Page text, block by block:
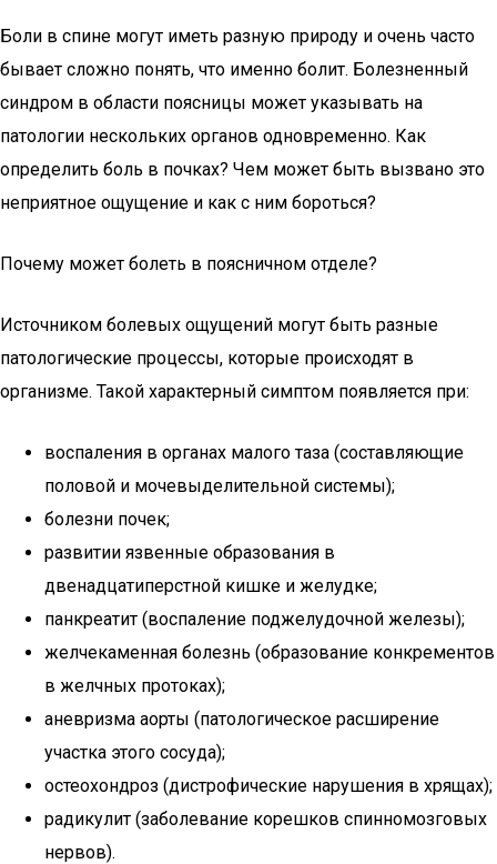
Боли в спине могут иметь разную природу и очень часто
бывает сложно понять, что именно болит. Болезненный
синдром в области поясницы может указывать на
патологии нескольких органов одновременно. Как
определить боль в почках? Чем может быть вызвано это
неприятное ощущение и как с ним бороться?
Почему может болеть в поясничном отделе?
Источником болевых ощущений могут быть разные
патологические процессы, которые происходят в
организме. Такой характерный симптом появляется при:
воспаления в органах малого таза (составляющие
половой и мочевыделительной системы);
болезни почек;
развитии язвенные образования в
двенадцатиперстной кишке и желудке;
панкреатит (воспаление поджелудочной железы);
желчекаменная болезнь (образование конкрементов
в желчных протоках);
аневризма аорты (патологическое расширение
участка этого сосуда);
остеохондроз (дистрофические нарушения в хрящах);
радикулит (заболевание корешков спинномозговых
нервов).